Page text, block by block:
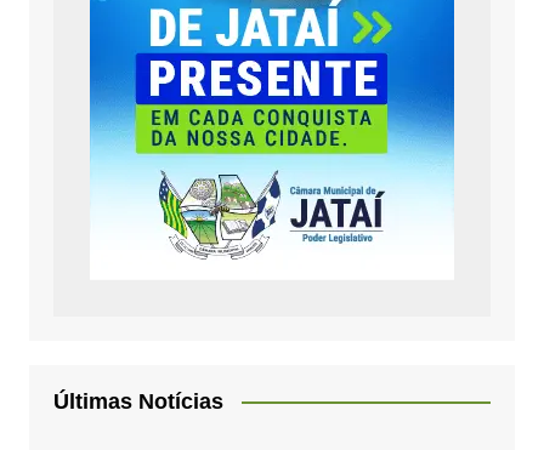
Últimas Notícias